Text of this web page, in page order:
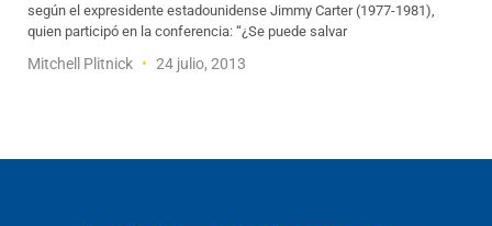
según el expresidente estadounidense Jimmy Carter (1977-1981),
quien participó en la conferencia: “¿Se puede salvar
Mitchell Plitnick 24 julio, 2013